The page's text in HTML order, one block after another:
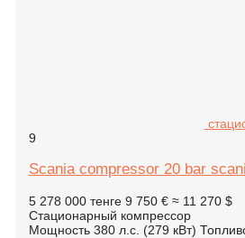
9
Scania compressor 20 bar
5 278 000 тенге 9 750 € ≈ 11 270 $
Стационарный компрессор
Мощность 380 л.с. (279 кВт)